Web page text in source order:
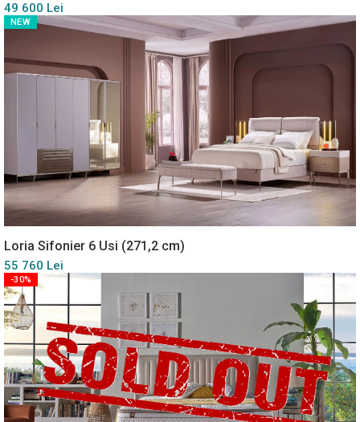
49 600 Lei
NEW
Loria Sifonier 6 Usi (271,2 cm)
55 760 Lei
-30%